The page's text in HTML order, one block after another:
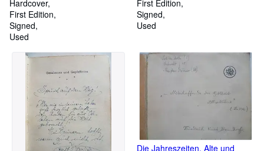
Hardcover
First Edition
Signed
Used
First Edition
Signed
Used
Die Jahreszeiten. Alte und